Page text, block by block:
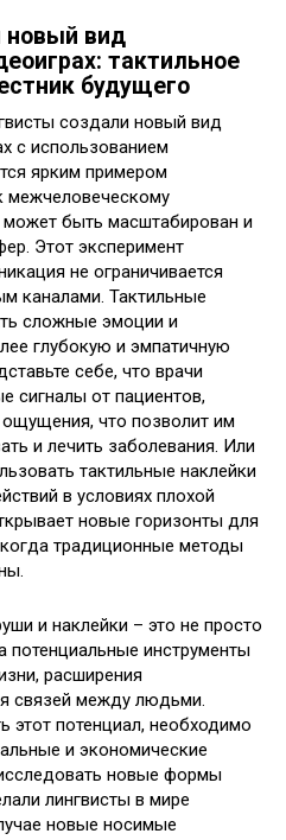
новый вид
тактильное
будущего
создали новый вид
с использованием
ярким примером
межчеловеческому
быть масштабирован и
Этот эксперимент
не ограничивается
каналами. Тактильные
сложные эмоции и
глубокую и эмпатичную
себе, что врачи
сигналы от пациентов,
что позволит им
и лечить заболевания. Или
тактильные наклейки
в условиях плохой
новые горизонты для
традиционные методы
и наклейки – это не просто
потенциальные инструменты
расширения
связей между людьми.
этот потенциал, необходимо
и экономические
новые формы
лингвисты в мире
новые носимые